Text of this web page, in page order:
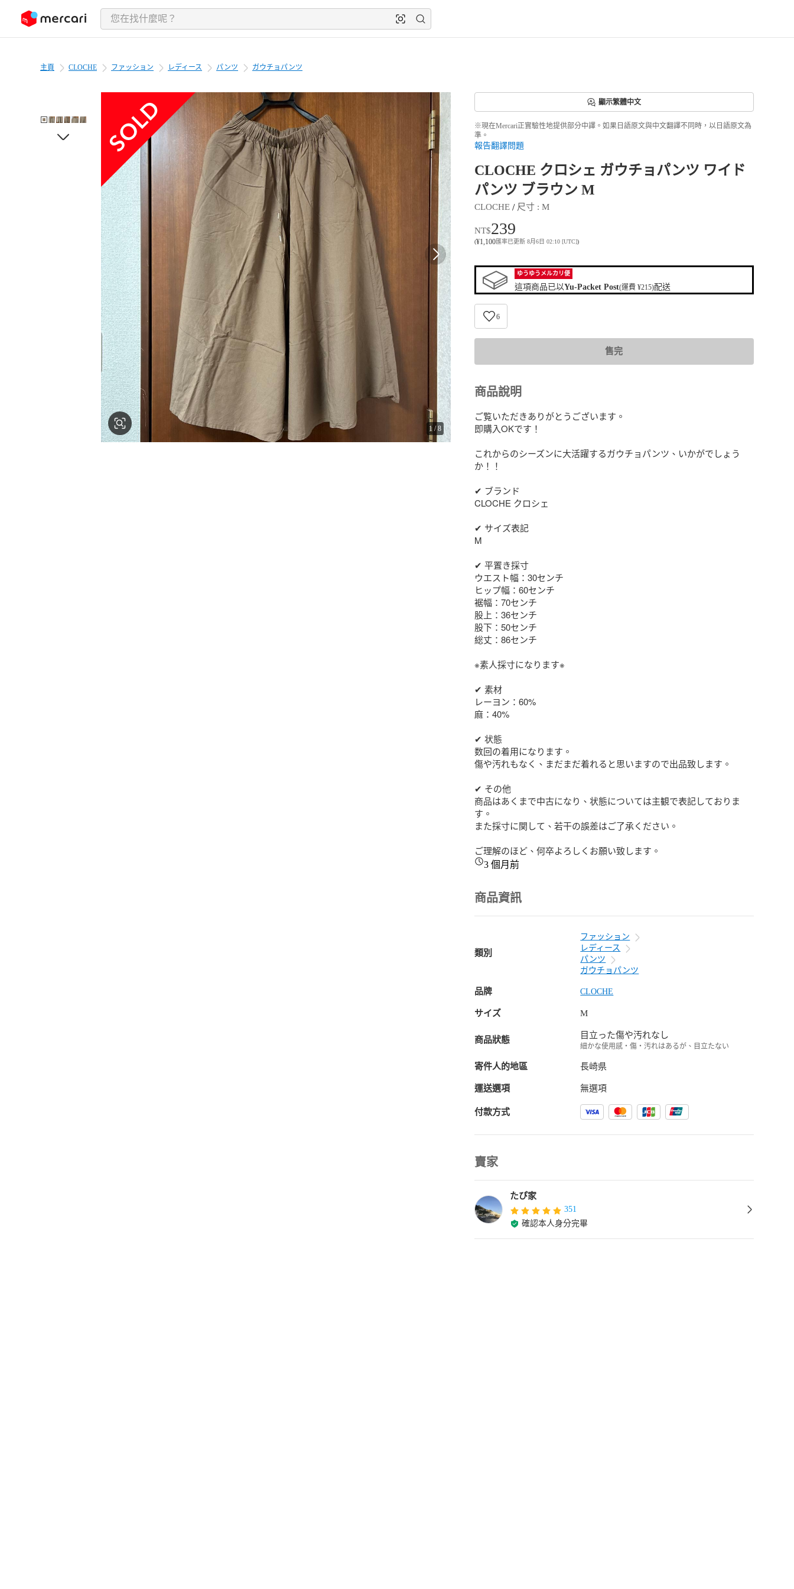
至內容
主頁 CLOCHE ファッション レディース パンツ ガウチョパンツ
1/8
顯示繁體中文
※現在Mercari正實驗性地提供部分中譯。如果日語原文與中文翻譯不同時，以日語原文為
準。
報告翻譯問題
CLOCHE クロシェ ガウチョパンツ ワイド
パンツ ブラウン M
CLOCHE / 尺寸 : M
NT$239
(¥1,100匯率已更新 8月6日 02:10 [UTC])
ゆうゆうメルカリ便
這項商品已以Yu-Packet Post(運費 ¥215)配送
6
售完
商品說明
ご覧いただきありがとうございます。
即購入OKです！
これからのシーズンに大活躍するガウチョパンツ、いかがでしょう
か！！
✔︎ ブランド
CLOCHE クロシェ
✔︎ サイズ表記
M
✔︎ 平置き採寸
ウエスト幅：30センチ
ヒップ幅：60センチ
裾幅：70センチ
股上：36センチ
股下：50センチ
総丈：86センチ
※素人採寸になります※
✔︎ 素材
レーヨン：60%
麻：40%
✔︎ 状態
数回の着用になります。
傷や汚れもなく、まだまだ着れると思いますので出品致します。
✔︎ その他
商品はあくまで中古になり、状態については主観で表記しておりま
す。
また採寸に関して、若干の誤差はご了承ください。
ご理解のほど、何卒よろしくお願い致します。
3 個月前
商品資訊
類別
ファッション
レディース
パンツ
ガウチョパンツ
品牌 CLOCHE
サイズ M
商品狀態 目立った傷や汚れなし
細かな使用感・傷・汚れはあるが、目立たない
寄件人的地區 長崎県
運送選項 無選項
付款方式
賣家
たぴ家
351
確認本人身分完畢